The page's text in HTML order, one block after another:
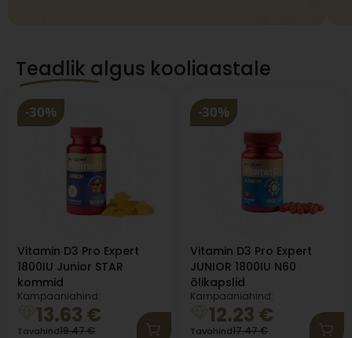
Teadlik algus kooliaastale
-30%
Vitamin D3 Pro Expert
1800IU Junior STAR
kommid
Kampaaniahind:
13.63 €
Tavahind19.47€
-30%
Vitamin D3 Pro Expert
JUNIOR 1800IU N60
õlikapslid
Kampaaniahind:
12.23 €
Tavahind17.47€